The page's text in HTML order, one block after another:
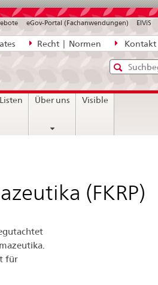
Recht | Normen Kontakt
eGov-Portal (Fachanwendungen) ElViS
Suche
diefür
Über uns Visible
(FKRP)
für